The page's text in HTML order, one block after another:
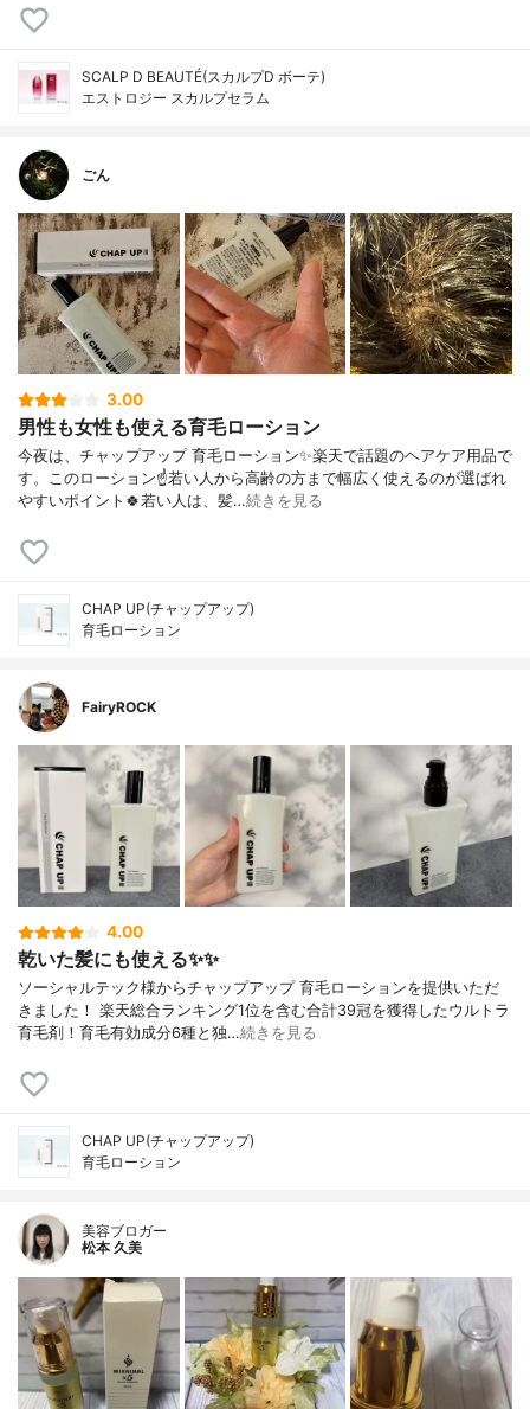
SCALP D BEAUTÉ(スカルプD ボーテ)
エストロジー スカルプセラム
ごん
3.00
男性も女性も使える育毛ローション
今夜は、チャップアップ 育毛ローション✨楽天で話題のヘアケア用品で
す。このローション☝️若い人から高齢の方まで幅広く使えるのが選ばれ
やすいポイント🍀若い人は、髪…続きを見る
CHAP UP(チャップアップ)
育毛ローション
FairyROCK
4.00
乾いた髪にも使える✨✨
ソーシャルテック様からチャップアップ 育毛ローションを提供いただ
きました！ 楽天総合ランキング1位を含む合計39冠を獲得したウルトラ
育毛剤！育毛有効成分6種と独…続きを見る
CHAP UP(チャップアップ)
育毛ローション
美容ブロガー
松本 久美